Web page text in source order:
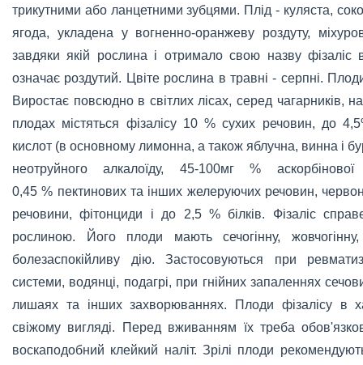
трикутними або ланцетними зубцями. Плід - куляста,
ягода, укладена у вогненно-оранжеву роздуту,
завдяки якій рослина і отримало свою назву фізаліс
означає роздутий. Цвіте рослина в травні - серпні.
Виростає повсюдно в світлих лісах, серед чагарників,
плодах містяться фізалісу 10 % сухих речовин, до
кислот (в основному лимонна, а також яблучна, винна і
неотруйного алкалоїду, 45-100мг%
0,45% пектинових та інших желеруючих речовин,
речовини, фітонциди і до 2,5 % білків. Фізаліс
рослиною. Його плоди мають сечогінну,
болезаспокійливу дію. Застосовуються при
системи, водянці, подагрі, при гнійних запаленнях
лишаях та інших захворюваннях. Плоди фізалісу в
свіжому вигляді. Перед вживанням їх треба
воскаподобний клейкий наліт. Зрілі плоди